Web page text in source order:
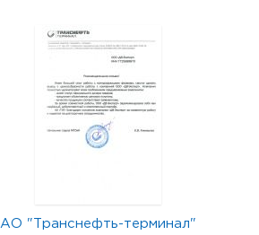
АО "Транснефть-терминал"